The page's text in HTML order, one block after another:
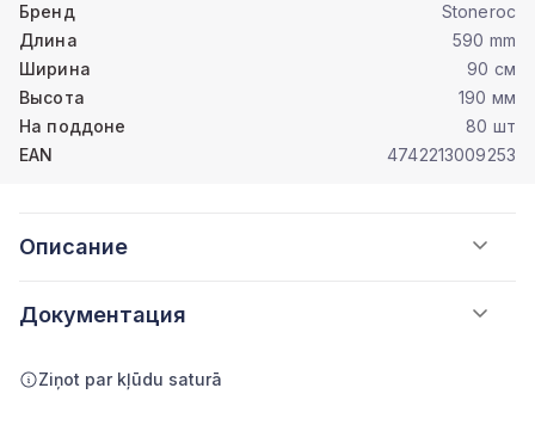
Бренд
Stoneroc
Длина
590 mm
Ширина
90 см
Высота
190 мм
На поддоне
80 шт
EAN
4742213009253
Описание
Документация
Ziņot par kļūdu saturā